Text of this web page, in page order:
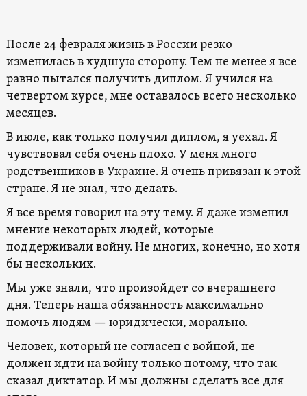
После 24 февраля жизнь в России резко
изменилась в худшую сторону. Тем не менее я все
равно пытался получить диплом. Я учился на
четвертом курсе, мне оставалось всего несколько
месяцев.
В июле, как только получил диплом, я уехал. Я
чувствовал себя очень плохо. У меня много
родственников в Украине. Я очень привязан к этой
стране. Я не знал, что делать.
Я все время говорил на эту тему. Я даже изменил
мнение некоторых людей, которые
поддерживали войну. Не многих, конечно, но хотя
бы нескольких.
Мы уже знали, что произойдет со вчерашнего
дня. Теперь наша обязанность максимально
помочь людям — юридически, морально.
Человек, который не согласен с войной, не
должен идти на войну только потому, что так
сказал диктатор. И мы должны сделать все для